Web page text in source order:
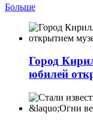
Больше
Город
юбилей